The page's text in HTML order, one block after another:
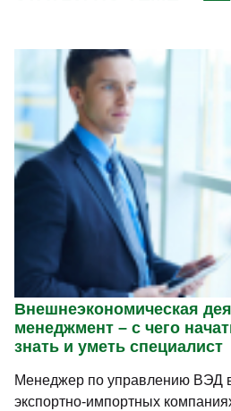
Внешнеэкономическая
менеджмент – с чего
знать и уметь специалист
Менеджер по управлению ВЭД
экспортно-импортных